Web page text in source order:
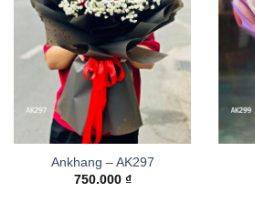
Ankhang – AK297
750.000 ₫